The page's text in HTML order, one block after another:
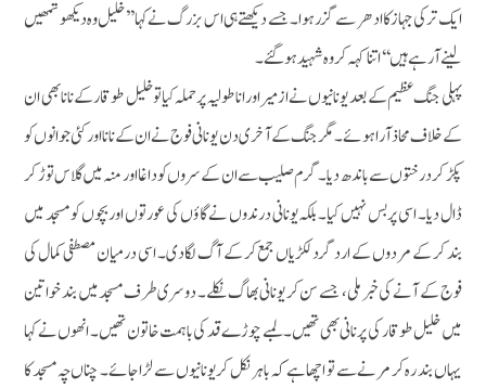
ایک ترکی جہازکا ادھر سے گزرہوا۔ جسے دیکھتے ہی اس بزرگ نے کہا ’’خلیل وہ دیکھو تمھیں
لینے آرہے ہیں‘‘ اتنا کہہ کر وہ شہیدہوگئے۔
پہلی جنگ عظیم کے بعد یونانیوں نے ازمیر اور اناطولیہ پر حملہ کیا تو خلیل طوقار کے نانا بھی ان
کے خلاف محاذ آرا ہوئے۔ مگر جنگ کے آخری دن یونانی فوج نے ان کے نانا اور کئی جوانوں کو
پکڑ کر درختوں سے باندھ دیا۔ گرم صلیب سے ان کے سروں کو داغا اور منہ میں گلاس توڑ کر
ڈال دیا۔ اسی پر بس نہیں کیا۔ بلکہ یونانی درندوں نے گاؤں کی عورتوں اور بچوں کو مسجد میں
بند کر کے مردوں کے ارد گرد لکڑیاں جمع کر کے آگ لگادی۔ اسی درمیان مصطفی کمال کی
فوج کے آنے کی خبر ملی، جسے سن کر یونانی بھاگ نکلے۔ دوسری طرف مسجدمیں بند خواتین
میں خلیل طوقار کی پرنانی بھی تھیں۔ لمبے چوڑے قد کی با ہمت خاتون تھیں۔ انھوں نے کہا
یہاں بند رہ کر مرنے سے تو اچھا ہے کہ باہر نکل کر یونانیوں سے لڑا جائے۔ چناں چہ مسجد کا